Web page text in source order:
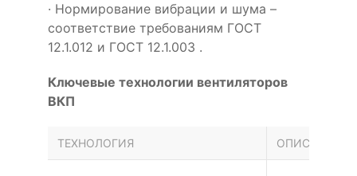
· Нормирование вибрации и шума –
соответствие требованиям ГОСТ
12.1.012 и ГОСТ 12.1.003 .
Ключевые технологии вентиляторов
ВКП
ТЕХНОЛОГИЯ ОПИСАНИЕ